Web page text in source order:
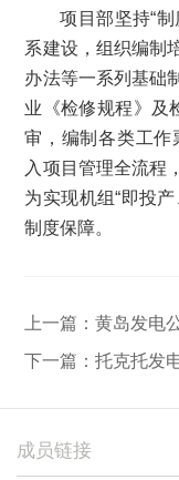
项目部坚持“
系建设，组织编制
办法等一系列基础
业《检修规程》及
审，编制各类工作
入项目管理全流程
为实现机组“即投
制度保障。
上一篇：黄岛发电
下一篇：托克托发
成员链接